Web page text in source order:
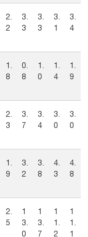
2.
2
3.
3
3.
3
3.
1
3.
4
1.
8
0.
8
1.
0
1.
4
1.
9
2.
3
3.
7
3.
4
3.
0
3.
0
1.
9
3.
2
3.
8
4.
3
4.
8
2.
5
1
3.
0
1
3.
7
1
1.
2
1
1.
1